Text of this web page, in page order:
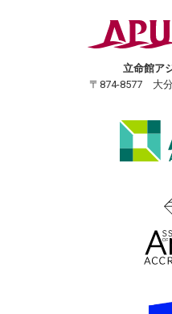
立命館ア
〒874-8577 大